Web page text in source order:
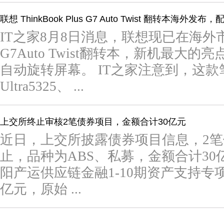
联想 ThinkBook Plus G7 Auto Twist 翻转本海外发布，
IT之家8月8日消息，联想现已在海外
G7Auto Twist翻转本，新机最大的亮
自动旋转屏幕。 IT之家注意到，这
Ultra5325、 ...
上交所终止审核2笔债券项目，金额合计30亿元
近日，上交所披露债券项目信息，2
止，品种为ABS、私募，金额合计30
阳产运供应链金融1-10期资产支持专
亿元，原始 ...